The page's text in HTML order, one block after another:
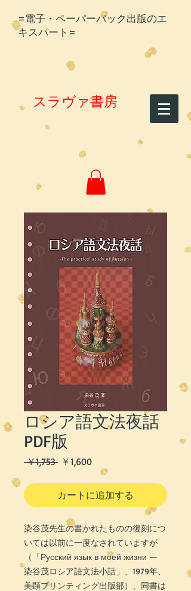
=電子・ペーパーバック出版のエ
キスパート=
スラヴァ書房
ロシア語文法夜話
PDF版
￥1,753 通
価
格
￥1,600セ
ー
ル
価
カートに追加する
染谷茂先生の書かれたものの復刻につ
いては以前に一度なされていますが
（「Русский язык в моей жизни —
染谷茂ロシア語文法小話」、1979年、
美顕プリンティング出版部）、同書は